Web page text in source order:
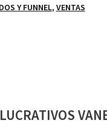
Y FUNNEL, VENTAS